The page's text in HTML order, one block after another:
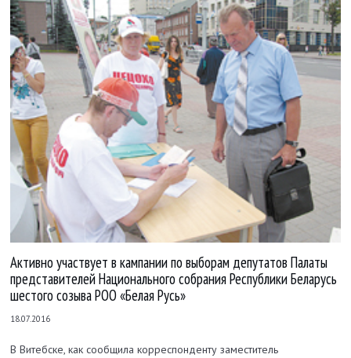
Активно участвует в кампании по выборам депутатов Палаты
представителей Национального собрания Республики Беларусь
шестого созыва РОО «Белая Русь»
18.07.2016
В Витебске, как сообщила корреспонденту заместитель